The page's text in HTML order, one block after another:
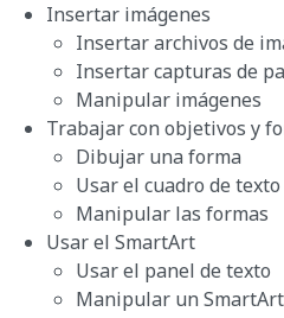
Insertar imágenes
Insertar archivos de
Insertar capturas de
Manipular imágenes
Trabajar con objetivos y
Dibujar una forma
Usar el cuadro de texto
Manipular las formas
Usar el SmartArt
Usar el panel de texto
Manipular un SmartArt